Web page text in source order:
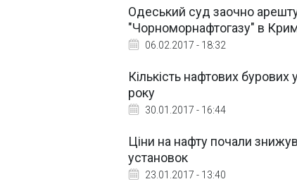
Одеський суд заочно
"Чорноморнафтогазу" в
06.02.2017 - 18:32
Кількість нафтових
року
30.01.2017 - 16:44
Ціни на нафту почали
установок
23.01.2017 - 13:40